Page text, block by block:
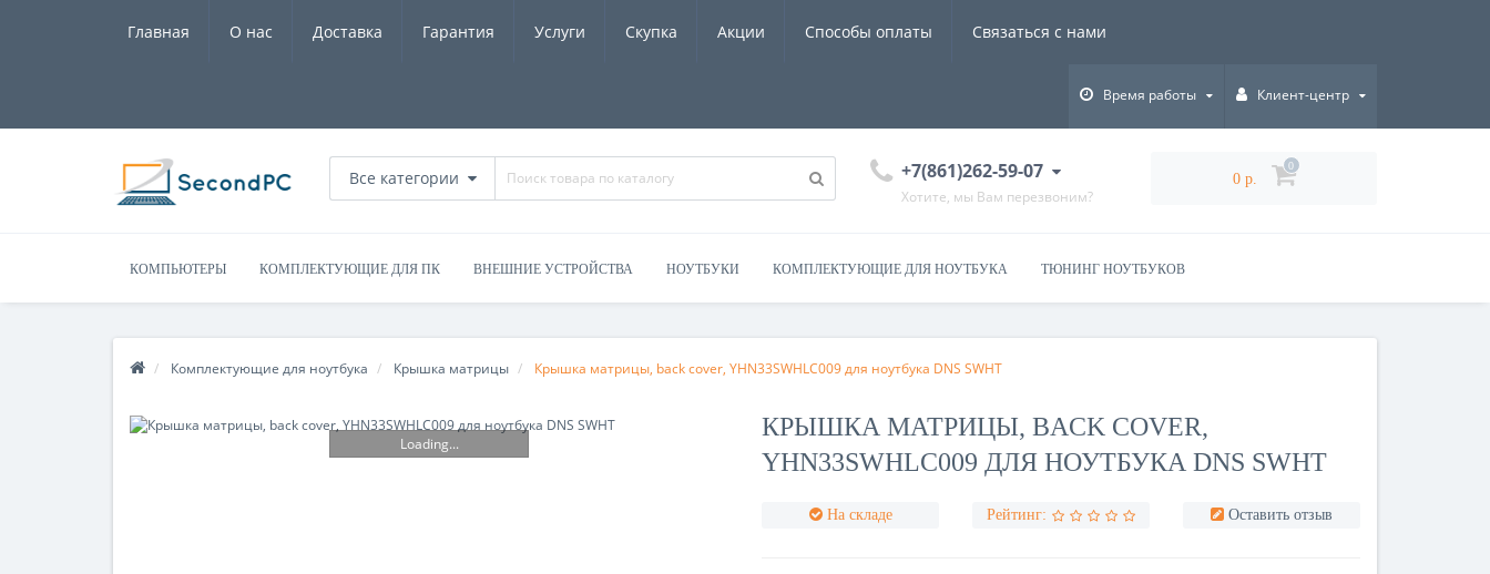
Главная О нас Доставка Гарантия Услуги Скупка Акции Способы оплаты Связаться с нами
Время работы Клиент-центр
Все категории +7(861)262-59-07
Хотите, мы Вам перезвоним?
0 р.
0
КОМПЬЮТЕРЫ КОМПЛЕКТУЮЩИЕ ДЛЯ ПК ВНЕШНИЕ УСТРОЙСТВА НОУТБУКИ КОМПЛЕКТУЮЩИЕ ДЛЯ НОУТБУКА ТЮНИНГ НОУТБУКОВ
Комплектующие для ноутбука Крышка матрицы Крышка матрицы, back cover, YHN33SWHLC009 для ноутбука DNS SWHT
Loading...
КРЫШКА МАТРИЦЫ, BACK COVER,
YHN33SWHLC009 ДЛЯ НОУТБУКА DNS SWHT
На складе Рейтинг: Оставить отзыв